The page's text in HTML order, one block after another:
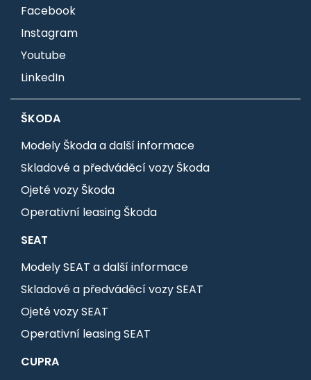
Facebook
Instagram
Youtube
LinkedIn
ŠKODA
Modely Škoda a další informace
Skladové a předváděcí vozy Škoda
Ojeté vozy Škoda
Operativní leasing Škoda
SEAT
Modely SEAT a další informace
Skladové a předváděcí vozy SEAT
Ojeté vozy SEAT
Operativní leasing SEAT
CUPRA